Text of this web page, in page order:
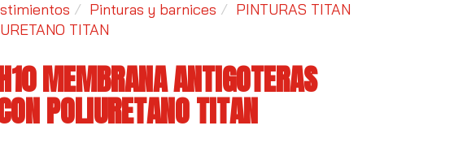
Pinturas y barnices
PINTURAS TITAN
TITAN
MEMBRANA ANTIGOTERAS
POLIURETANO TITAN